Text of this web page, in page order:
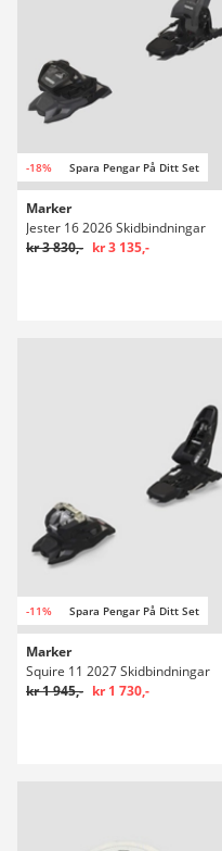
-18% Spara Pengar På Ditt Set
Marker
Jester 16 2026 Skidbindningar
kr 3 830,- kr 3 135,-
-11% Spara Pengar På Ditt Set
Marker
Squire 11 2027 Skidbindningar
kr 1 945,- kr 1 730,-